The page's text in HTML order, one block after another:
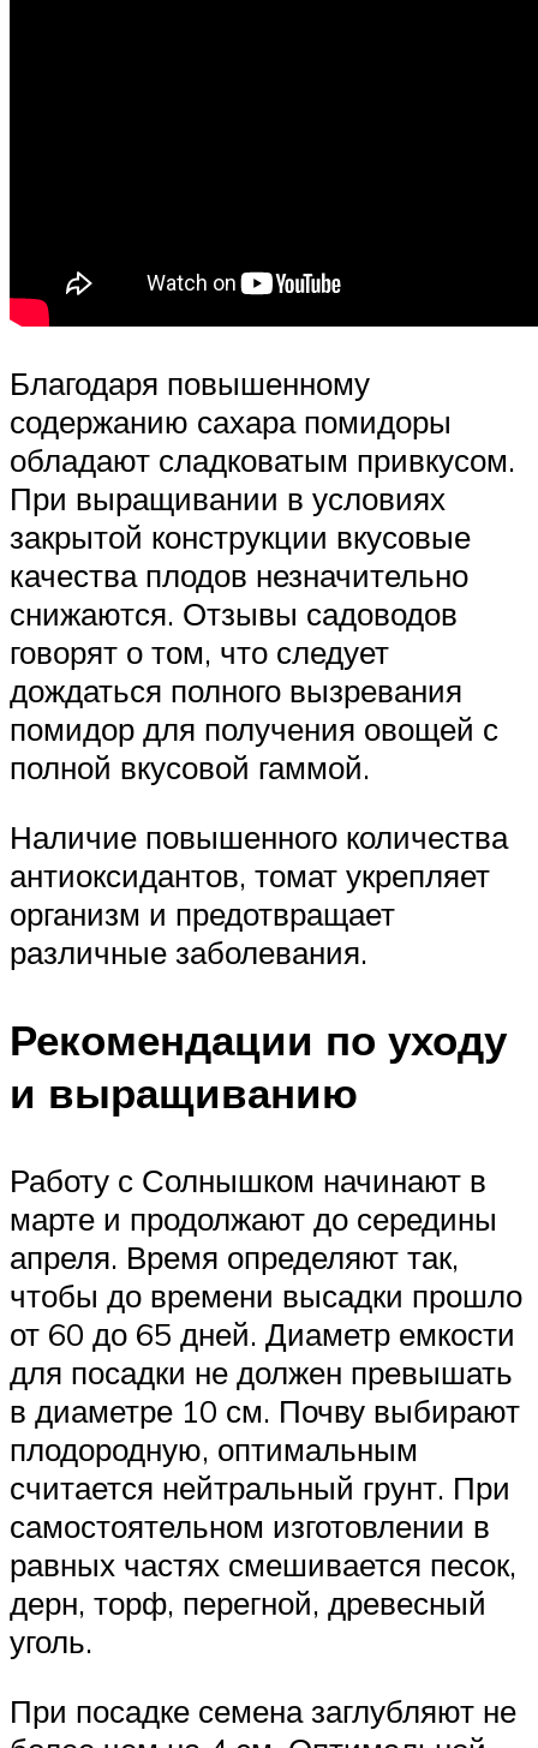
Благодаря повышенному
содержанию сахара помидоры
обладают сладковатым привкусом.
При выращивании в условиях
закрытой конструкции вкусовые
качества плодов незначительно
снижаются. Отзывы садоводов
говорят о том, что следует
дождаться полного вызревания
помидор для получения овощей с
полной вкусовой гаммой.
Наличие повышенного количества
антиоксидантов, томат укрепляет
организм и предотвращает
различные заболевания.
Рекомендации по уходу
и выращиванию
Работу с Солнышком начинают в
марте и продолжают до середины
апреля. Время определяют так,
чтобы до времени высадки прошло
от 60 до 65 дней. Диаметр емкости
для посадки не должен превышать
в диаметре 10 см. Почву выбирают
плодородную, оптимальным
считается нейтральный грунт. При
самостоятельном изготовлении в
равных частях смешивается песок,
дерн, торф, перегной, древесный
уголь.
При посадке семена заглубляют не